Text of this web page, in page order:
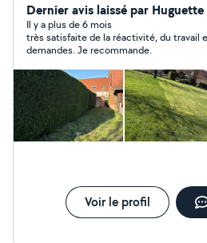
déplacement gratuit
Dernier avis laissé par
Il y a plus de 6 mois
très satisfaite de la réactivité, du travail
demandes. Je recommande.
Voir le profil